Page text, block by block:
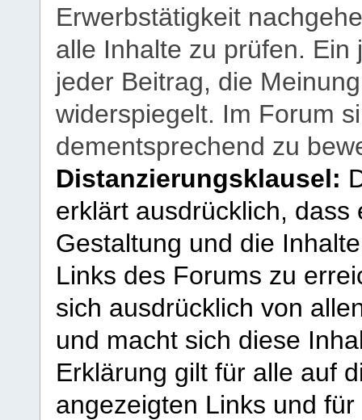
Erwerbstätigkeit
alle Inhalte zu prüfen.
jeder Beitrag, die
widerspiegelt. Im Forum
dementsprechend zu
Distanzierungsklausel:
erklärt ausdrücklich,
Gestaltung und die
Links des Forums zu
sich ausdrücklich von
und macht sich diese
Erklärung gilt für alle auf
angezeigten Links und